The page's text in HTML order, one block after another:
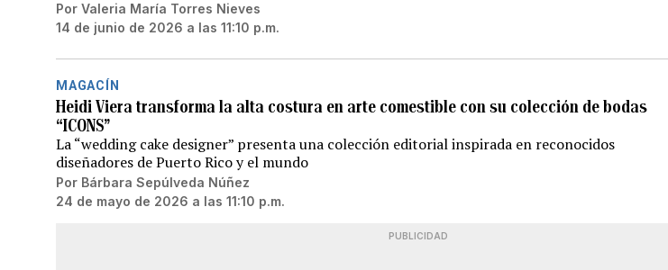
Por Valeria María Torres Nieves
14 de junio de 2026 a las 11:10 p.m.
MAGACÍN
Heidi Viera transforma la alta costura en arte comestible con su colección de bodas
“ICONS”
La “wedding cake designer” presenta una colección editorial inspirada en reconocidos
diseñadores de Puerto Rico y el mundo
Por Bárbara Sepúlveda Núñez
24 de mayo de 2026 a las 11:10 p.m.
PUBLICIDAD